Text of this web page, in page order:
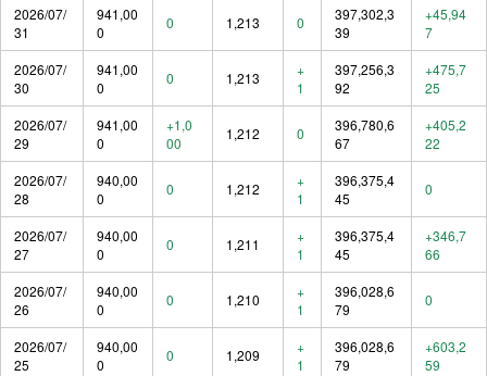
2026/07/
31
941,00
0
0 1,213 0
397,302,3
39
+45,94
7
2026/07/
30
941,00
0
0 1,213
+
1
397,256,3
92
+475,7
25
2026/07/
29
941,00
0
+1,0
00
1,212 0
396,780,6
67
+405,2
22
2026/07/
28
940,00
0
0 1,212
+
1
396,375,4
45
0
2026/07/
27
940,00
0
0 1,211
+
1
396,375,4
45
+346,7
66
2026/07/
26
940,00
0
0 1,210
+
1
396,028,6
79
0
2026/07/
25
940,00
0
0 1,209
+
1
396,028,6
79
+603,2
59